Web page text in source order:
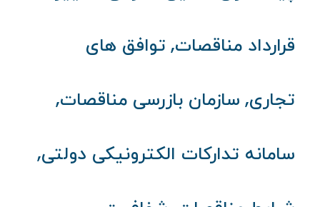
قرارداد مناقصات, توافق های
تجاری, سازمان بازرسی مناقصات,
سامانه تدارکات الکترونیکی دولتی,